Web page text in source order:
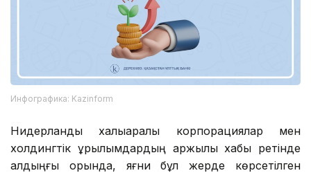
Инфографика: Kazinform
Нидерланды халықаралық корпорациялар мен
холдингтік құрылымдардың қаржылық хабы ретінде
алдыңғы орында, яғни бұл жерде көрсетілген